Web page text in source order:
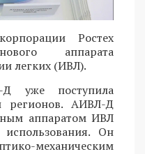
Ростех
аппарата
легких (ИВЛ).
уже поступила
регионов. АИВЛ-Д
аппаратом ИВЛ
Он
механическим